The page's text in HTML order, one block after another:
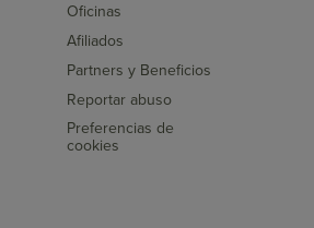
Oficinas
Afiliados
Partners y Beneficios
Reportar abuso
Preferencias de
cookies